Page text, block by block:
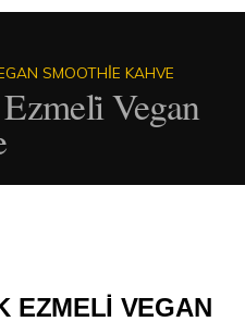
SMOOTHİE KAHVE
Vegan
EZMELİ VEGAN